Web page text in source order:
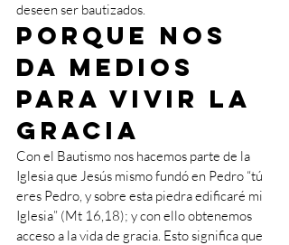
deseen ser bautizados.
Porque nos
da medios
para vivir la
gracia
Con el Bautismo nos hacemos parte de la
Iglesia que Jesús mismo fundó en Pedro “tú
eres Pedro, y sobre esta piedra edificaré mi
Iglesia” (Mt 16,18); y con ello obtenemos
acceso a la vida de gracia. Esto significa que